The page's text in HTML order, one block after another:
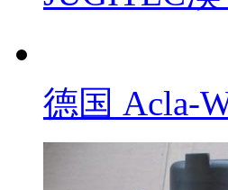
德国艾尔玛
HEMA制动